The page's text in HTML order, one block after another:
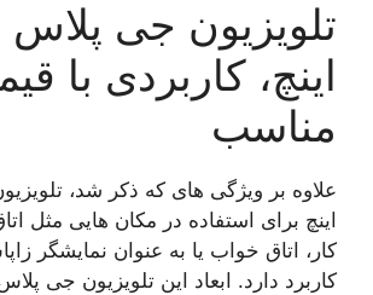
اینچ، کاربردی با
مناسب
اینچ برای استفاده در مکان هایی مثل
کار، اتاق خواب یا به عنوان نمایشگر